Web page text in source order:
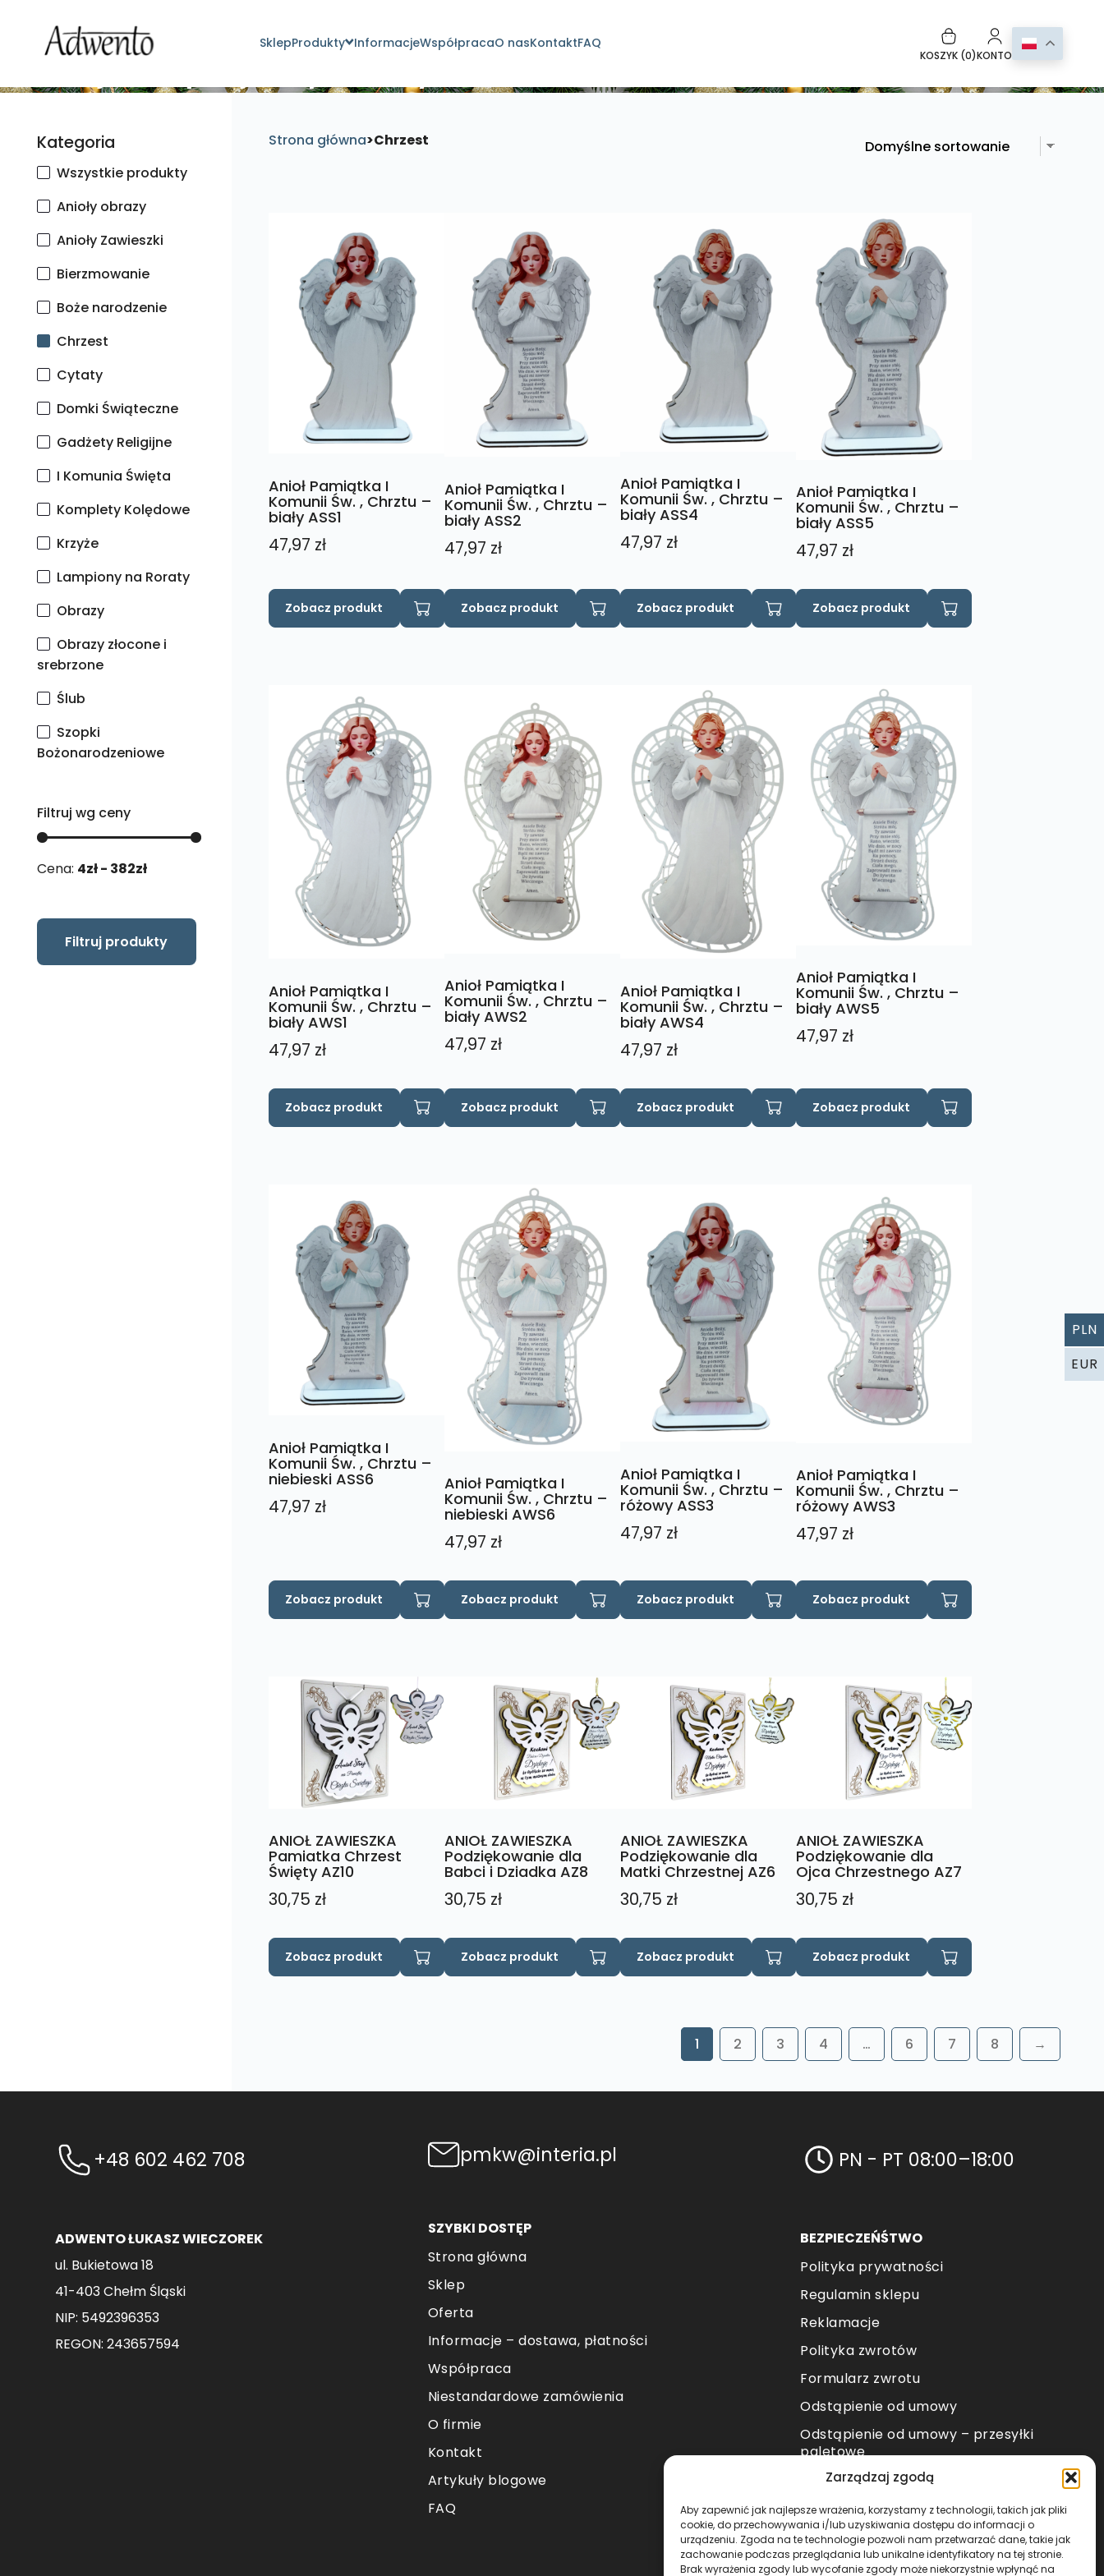
Zarządzaj zgodą
Aby zapewnić jak najlepsze wrażenia, korzystamy z technologii, takich jak pliki
cookie, do przechowywania i/lub uzyskiwania dostępu do informacji o
urządzeniu. Zgoda na te technologie pozwoli nam przetwarzać dane, takie jak
zachowanie podczas przeglądania lub unikalne identyfikatory na tej stronie.
Brak wyrażenia zgody lub wycofanie zgody może niekorzystnie wpłynąć na
SklepProdukty InformacjeWspółpracaO nasKontaktFAQ
KOSZYK (0)KONTO
Kategoria
Wszystkie produkty
Anioły obrazy
Anioły Zawieszki
Bierzmowanie
Boże narodzenie
Chrzest
Cytaty
Domki Świąteczne
Gadżety Religijne
I Komunia Święta
Komplety Kolędowe
Krzyże
Lampiony na Roraty
Obrazy
Obrazy złocone i
srebrzone
Ślub
Szopki
Bożonarodzeniowe
Filtruj wg ceny
Cena: 4zł - 382zł
Strona główna>Chrzest
Anioł Pamiątka I
Komunii Św. , Chrztu –
biały ASS1
47,97 zł
Zobacz produkt
Anioł Pamiątka I
Komunii Św. , Chrztu –
biały ASS2
47,97 zł
Zobacz produkt
Anioł Pamiątka I
Komunii Św. , Chrztu –
biały ASS4
47,97 zł
Zobacz produkt
Anioł Pamiątka I
Komunii Św. , Chrztu –
biały ASS5
47,97 zł
Zobacz produkt
Anioł Pamiątka I
Komunii Św. , Chrztu –
biały AWS1
47,97 zł
Zobacz produkt
Anioł Pamiątka I
Komunii Św. , Chrztu –
biały AWS2
47,97 zł
Zobacz produkt
Anioł Pamiątka I
Komunii Św. , Chrztu –
biały AWS4
47,97 zł
Zobacz produkt
Anioł Pamiątka I
Komunii Św. , Chrztu –
biały AWS5
47,97 zł
Zobacz produkt
Anioł Pamiątka I
Komunii Św. , Chrztu –
niebieski ASS6
47,97 zł
Zobacz produkt
Anioł Pamiątka I
Komunii Św. , Chrztu –
niebieski AWS6
47,97 zł
Zobacz produkt
Anioł Pamiątka I
Komunii Św. , Chrztu –
różowy ASS3
47,97 zł
Zobacz produkt
Anioł Pamiątka I
Komunii Św. , Chrztu –
różowy AWS3
47,97 zł
Zobacz produkt
ANIOŁ ZAWIESZKA
Pamiatka Chrzest
Święty AZ10
30,75 zł
Zobacz produkt
ANIOŁ ZAWIESZKA
Podziękowanie dla
Babci i Dziadka AZ8
30,75 zł
Zobacz produkt
ANIOŁ ZAWIESZKA
Podziękowanie dla
Matki Chrzestnej AZ6
30,75 zł
Zobacz produkt
ANIOŁ ZAWIESZKA
Podziękowanie dla
Ojca Chrzestnego AZ7
30,75 zł
Zobacz produkt
1 2 3 4 … 6 7 8 →
+48 602 462 708
ADWENTO ŁUKASZ WIECZOREK
ul. Bukietowa 18
41-403 Chełm Śląski
NIP: 5492396353
REGON: 243657594
pmkw@interia.pl
SZYBKI DOSTĘP
Strona główna
Sklep
Oferta
Informacje – dostawa, płatności
Współpraca
Niestandardowe zamówienia
O firmie
Kontakt
Artykuły blogowe
FAQ
PN - PT 08:00–18:00
BEZPIECZEŃŚTWO
Polityka prywatności
Regulamin sklepu
Reklamacje
Polityka zwrotów
Formularz zwrotu
Odstąpienie od umowy
Odstąpienie od umowy – przesyłki
paletowe
METODY PŁATNOŚCI
PLN
EUR